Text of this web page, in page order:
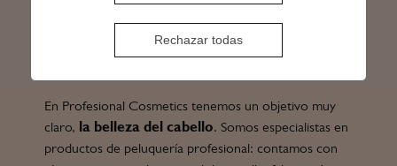
Rechazar todas
coloración Artecolor ahora con 130 colores, es
En Profesional Cosmetics tenemos un objetivo muy
claro, la belleza del cabello. Somos especialistas en
productos de peluquería profesional: contamos con